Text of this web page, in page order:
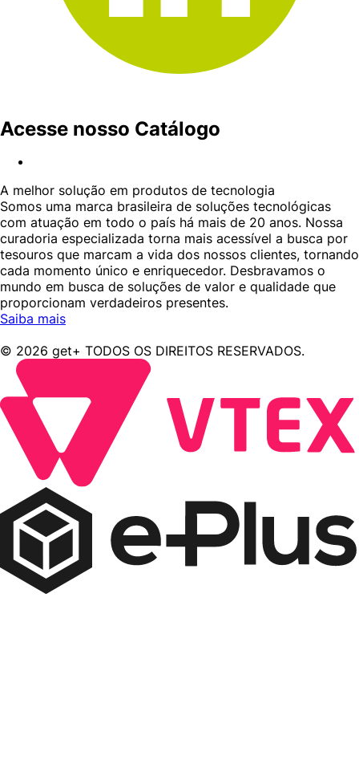
Acesse nosso Catálogo
A melhor solução em produtos de tecnologia
Somos uma marca brasileira de soluções tecnológicas
com atuação em todo o país há mais de 20 anos. Nossa
curadoria especializada torna mais acessível a busca por
tesouros que marcam a vida dos nossos clientes, tornando
cada momento único e enriquecedor. Desbravamos o
mundo em busca de soluções de valor e qualidade que
proporcionam verdadeiros presentes.
Saiba mais
© 2026 get+ TODOS OS DIREITOS RESERVADOS.